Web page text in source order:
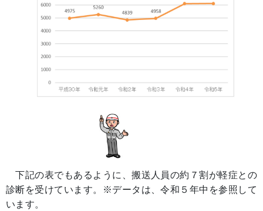
下記の表でもあるように、搬送人員の約７割が軽症との
診断を受けています。※データは、令和５年中を参照して
います。